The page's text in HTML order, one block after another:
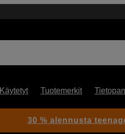
Käytetyt Tuotemerkit
30 % alennusta